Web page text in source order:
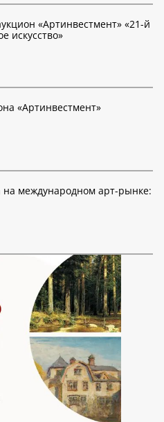
«Артинвестмент» «21-й
искусство»
«Артинвестмент»
на международном арт-рынке: